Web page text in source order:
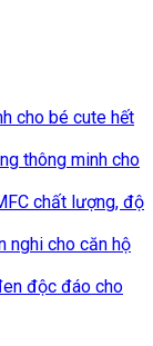
cho bé cute hết
thông minh cho
chất lượng, độ
nghi cho căn hộ
độc đáo cho